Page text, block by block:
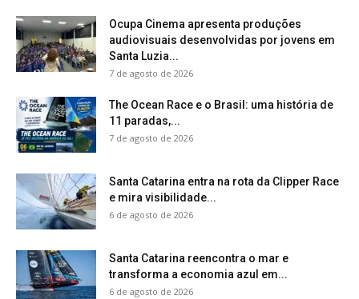
Ocupa Cinema apresenta produções
audiovisuais desenvolvidas por jovens em
Santa Luzia...
7 de agosto de 2026
The Ocean Race e o Brasil: uma história de
11 paradas,...
7 de agosto de 2026
Santa Catarina entra na rota da Clipper Race
e mira visibilidade...
6 de agosto de 2026
Santa Catarina reencontra o mar e
transforma a economia azul em...
6 de agosto de 2026